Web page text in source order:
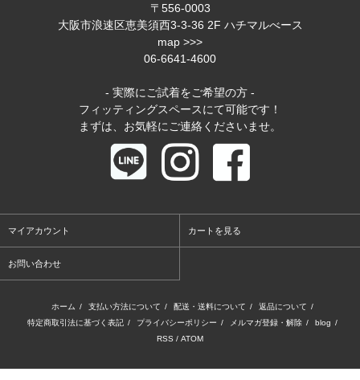
〒556-0003
大阪市浪速区恵美須西3-3-36 2F ハチマルべース
map >>>
06-6641-4600
- 実際にご試着をご希望の方 -
フィッティングスペースにて可能です！
まずは、お気軽にご連絡くださいませ。
マイアカウント カートを見る
お問い合わせ
ホーム / 支払い方法について / 配送・送料について / 返品について /
特定商取引法に基づく表記 / プライバシーポリシー / メルマガ登録・解除 / blog /
RSS / ATOM